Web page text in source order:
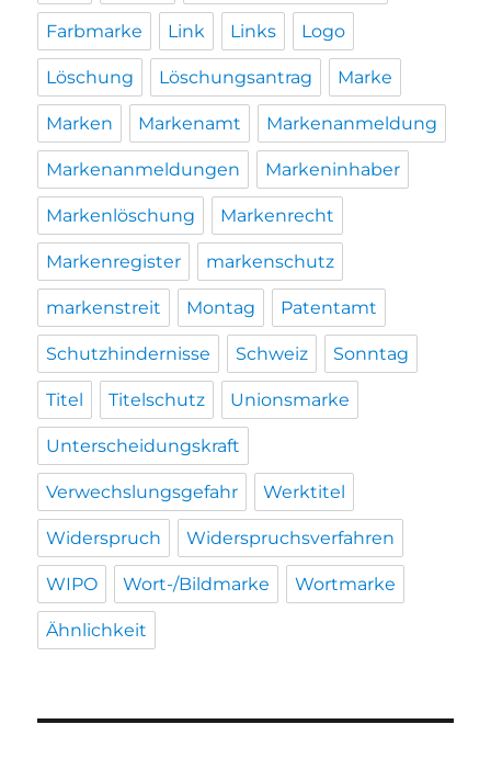
Farbmarke Link Links Logo
Löschung Löschungsantrag Marke
Marken Markenamt Markenanmeldung
Markenanmeldungen Markeninhaber
Markenlöschung Markenrecht
Markenregister markenschutz
markenstreit Montag Patentamt
Schutzhindernisse Schweiz Sonntag
Titel Titelschutz Unionsmarke
Unterscheidungskraft
Verwechslungsgefahr Werktitel
Widerspruch Widerspruchsverfahren
WIPO Wort-/Bildmarke Wortmarke
Ähnlichkeit